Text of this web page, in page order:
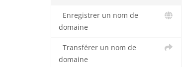
Enregistrer un nom de
domaine
Transférer un nom de
domaine